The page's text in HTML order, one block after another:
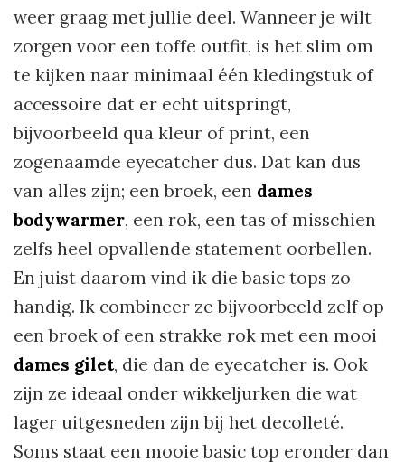
weer graag met jullie deel. Wanneer je wilt
zorgen voor een toffe outfit, is het slim om
te kijken naar minimaal één kledingstuk of
accessoire dat er echt uitspringt,
bijvoorbeeld qua kleur of print, een
zogenaamde eyecatcher dus. Dat kan dus
van alles zijn; een broek, een dames
bodywarmer, een rok, een tas of misschien
zelfs heel opvallende statement oorbellen.
En juist daarom vind ik die basic tops zo
handig. Ik combineer ze bijvoorbeeld zelf op
een broek of een strakke rok met een mooi
dames gilet, die dan de eyecatcher is. Ook
zijn ze ideaal onder wikkeljurken die wat
lager uitgesneden zijn bij het decolleté.
Soms staat een mooie basic top eronder dan